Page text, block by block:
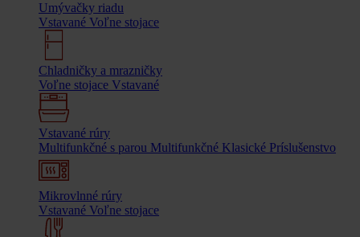
Umývačky riadu
Vstavané Voľne stojace
Chladničky a mrazničky
Voľne stojace Vstavané
Vstavané rúry
Multifunkčné s parou Multifunkčné Klasické Príslušenstvo
Mikrovlnné rúry
Vstavané Voľne stojace